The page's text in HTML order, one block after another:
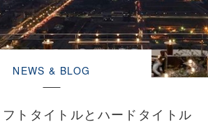
NEWS & BLOG
トタイトルとハードタイトル